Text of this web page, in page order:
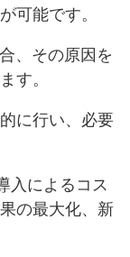
可能です。
、その原因を
す。
に行い、必要
入によるコス
の最大化、新